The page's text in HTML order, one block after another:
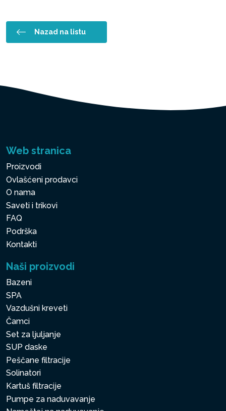
Nazad na listu
Web stranica
Proizvodi
Ovlašćeni prodavci
O nama
Saveti i trikovi
FAQ
Podrška
Kontakti
Naši proizvodi
Bazeni
SPA
Vazdušni kreveti
Čamci
Set za ljuljanje
SUP daske
Peščane filtracije
Solinatori
Kartuš filtracije
Pumpe za naduvavanje